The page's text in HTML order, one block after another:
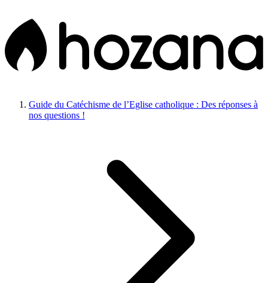
Guide du Catéchisme de l’Eglise catholique : Des réponses à
nos questions !